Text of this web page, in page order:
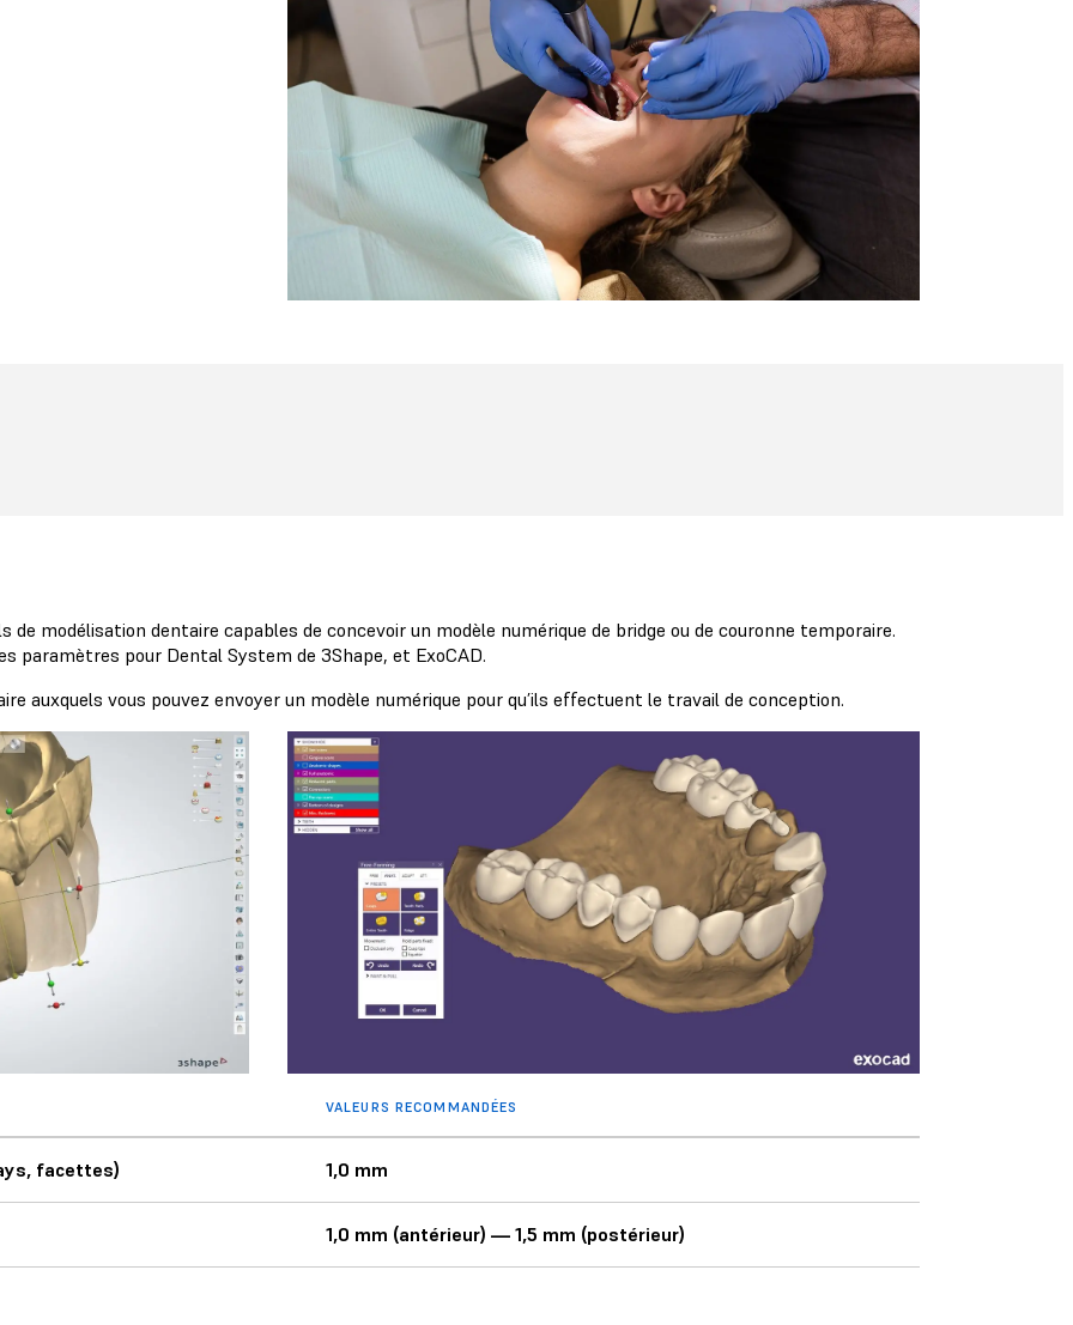
modélisation dentaire capables de concevoir un modèle numérique de bridge ou de couronne temporaire.
paramètres pour Dental System de 3Shape, et ExoCAD.
auxquels vous pouvez envoyer un modèle numérique pour qu’ils effectuent le travail de conception.
VALEURS RECOMMANDÉES
facettes) 1,0 mm
1,0 mm (antérieur) — 1,5 mm (postérieur)